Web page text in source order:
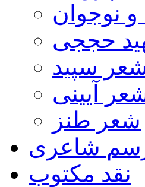
نوجوان
حججی
سپید
آیینی
شعر طنز
شاعری
نقد مکتوب